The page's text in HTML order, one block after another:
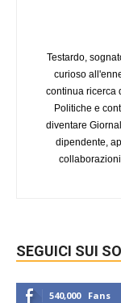
Testardo,
curioso
continua ricerca
Politiche e
diventare
dipendente,
SEGUICI SUI
540,000 Fans